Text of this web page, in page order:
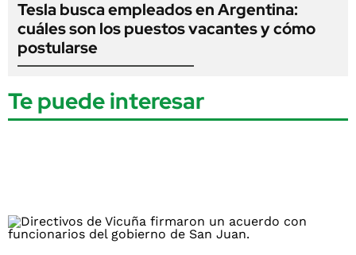
Tesla busca empleados en Argentina:
cuáles son los puestos vacantes y cómo
postularse
Te puede interesar